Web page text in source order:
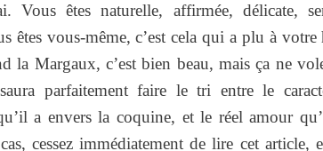
Vous êtes naturelle, affirmée, délicate,
êtes vous-même, c’est cela qui a plu à
la Margaux, c’est bien beau, mais ça ne
parfaitement faire le tri entre le
a envers la coquine, et le réel amour
cessez immédiatement de lire cet article,